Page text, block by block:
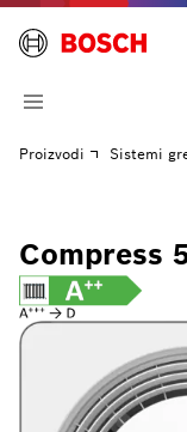
Proizvodi Sistemi
Compress